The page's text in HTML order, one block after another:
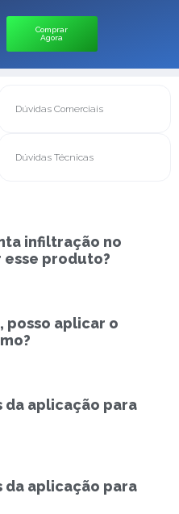
Comprar
Agora
Dúvidas Comerciais
Dúvidas Técnicas
infiltração no
produto?
posso aplicar o
da aplicação para
da aplicação para